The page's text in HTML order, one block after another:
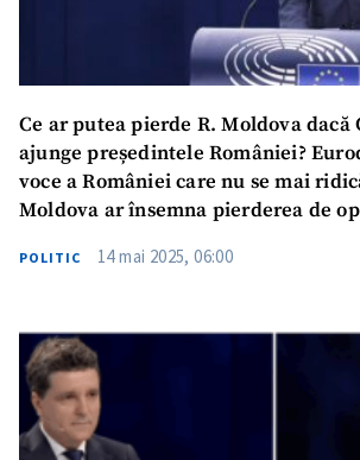
Ce ar putea pierde R. Moldova dacă
ajunge președintele României?
voce a României care nu se mai
Moldova ar însemna pierderea de
POLITIC 14 mai 2025, 06:00